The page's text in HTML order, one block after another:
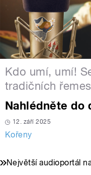
Kdo umí, umí!
tradičních
Nahlédněte do
12. září 2025
Kořeny
Největší audioportál